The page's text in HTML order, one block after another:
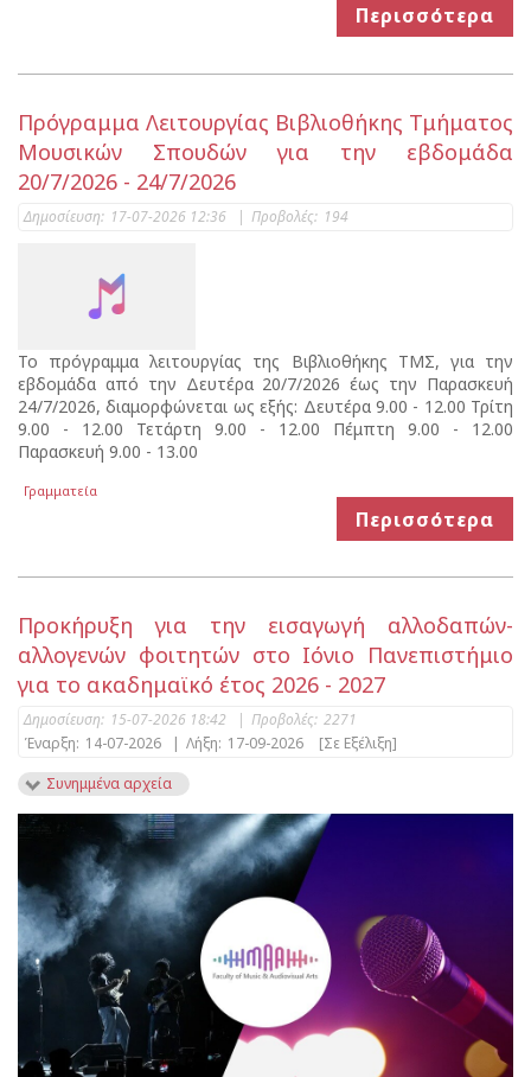
Περισσότερα
Πρόγραμμα Λειτουργίας Βιβλιοθήκης Τμήματος
Μουσικών Σπουδών για την εβδομάδα
20/7/2026 - 24/7/2026
Δημοσίευση: 17-07-2026 12:36 | Προβολές: 194
Το πρόγραμμα λειτουργίας της Βιβλιοθήκης ΤΜΣ, για την
εβδομάδα από την Δευτέρα 20/7/2026 έως την Παρασκευή
24/7/2026, διαμορφώνεται ως εξής: Δευτέρα 9.00 - 12.00 Τρίτη
9.00 - 12.00 Τετάρτη 9.00 - 12.00 Πέμπτη 9.00 - 12.00
Παρασκευή 9.00 - 13.00
Γραμματεία
Περισσότερα
Προκήρυξη για την εισαγωγή αλλοδαπών-
αλλογενών φοιτητών στο Ιόνιο Πανεπιστήμιο
για το ακαδημαϊκό έτος 2026 - 2027
Δημοσίευση: 15-07-2026 18:42 | Προβολές: 2271
Έναρξη: 14-07-2026 | Λήξη: 17-09-2026
[Σε Εξέλιξη]
Συνημμένα αρχεία